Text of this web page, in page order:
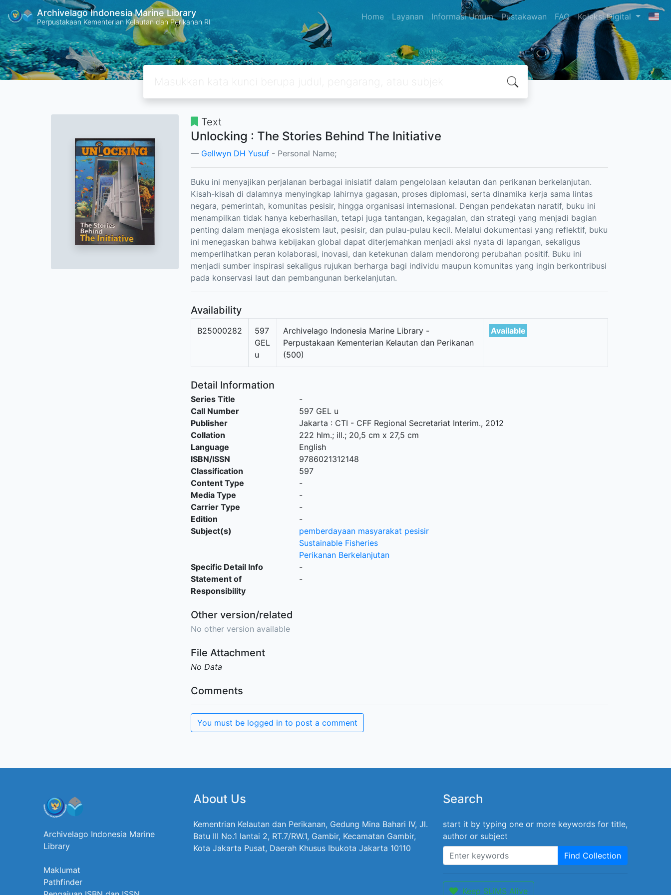
Archivelago Indonesia Marine Library
Perpustakaan Kementerian Kelautan dan Perikanan RI Home Layanan Informasi Umum Pustakawan FAQ Koleksi Digital
Text
Unlocking : The Stories Behind The Initiative
Gellwyn DH Yusuf - Personal Name;
Buku ini menyajikan perjalanan berbagai inisiatif dalam pengelolaan kelautan dan perikanan berkelanjutan.
Kisah-kisah di dalamnya menyingkap lahirnya gagasan, proses diplomasi, serta dinamika kerja sama lintas
negara, pemerintah, komunitas pesisir, hingga organisasi internasional. Dengan pendekatan naratif, buku ini
menampilkan tidak hanya keberhasilan, tetapi juga tantangan, kegagalan, dan strategi yang menjadi bagian
penting dalam menjaga ekosistem laut, pesisir, dan pulau-pulau kecil. Melalui dokumentasi yang reflektif, buku
ini menegaskan bahwa kebijakan global dapat diterjemahkan menjadi aksi nyata di lapangan, sekaligus
memperlihatkan peran kolaborasi, inovasi, dan ketekunan dalam mendorong perubahan positif. Buku ini
menjadi sumber inspirasi sekaligus rujukan berharga bagi individu maupun komunitas yang ingin berkontribusi
pada konservasi laut dan pembangunan berkelanjutan.
Availability
B25000282
597
GEL
u
Archivelago Indonesia Marine Library -
Perpustakaan Kementerian Kelautan dan Perikanan
(500)
Available
Detail Information
Series Title
-
Call Number
597 GEL u
Publisher
Jakarta : CTI - CFF Regional Secretariat Interim., 2012
Collation
222 hlm.; ill.; 20,5 cm x 27,5 cm
Language
English
ISBN/ISSN
9786021312148
Classification
597
Content Type
-
Media Type
-
Carrier Type
-
Edition
-
Subject(s)
pemberdayaan masyarakat pesisir
Sustainable Fisheries
Perikanan Berkelanjutan
Specific Detail Info
-
Statement of
Responsibility
-
Other version/related
No other version available
File Attachment
No Data
Comments
You must be logged in to post a comment
Archivelago Indonesia Marine
Library
Maklumat
Pathfinder
About Us
Kementrian Kelautan dan Perikanan, Gedung Mina Bahari IV, Jl.
Batu III No.1 lantai 2, RT.7/RW.1, Gambir, Kecamatan Gambir,
Kota Jakarta Pusat, Daerah Khusus Ibukota Jakarta 10110
Search
start it by typing one or more keywords for title,
author or subject
Find Collection
Keep SLiMS Alive